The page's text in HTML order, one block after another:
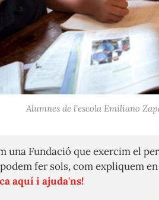
Alumnes de l'escola Emiliano
una Fundació que exercim el
fer sols, com expliquem en
aquí i ajuda'ns!